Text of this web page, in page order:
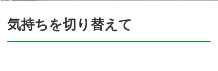
気持ちを切り替えて